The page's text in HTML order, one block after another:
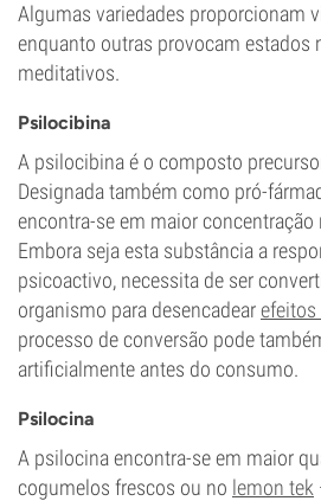
Algumas variedades proporcionam
enquanto outras provocam estados
meditativos.
Psilocibina
A psilocibina é o composto
Designada também como pró-
encontra-se em maior
Embora seja esta substância a
psicoactivo, necessita de ser
organismo para desencadear
processo de conversão pode
artificialmente antes do consumo.
Psilocina
A psilocina encontra-se em maior
cogumelos frescos ou no lemon tek